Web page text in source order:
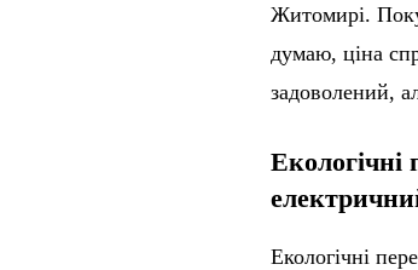
Житомирі.
думаю, ціна
задоволений,
Екологічні